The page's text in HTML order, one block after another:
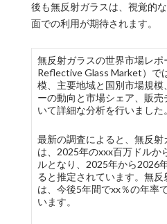
後も無反射ガラスは、視覚的
面での利用が期待されます。
無反射ガラスの世界市場レポ
Reflective Glass Market）で
模、主要地域と国別市場規
ーの動向と市場シェア、販
いて詳細な分析を行いました。
最新の調査によると、無反
は、2025年のxxx百万ドルか
ルとなり、2025年から2026
ると推定されています。無
は、今後5年間でxx％の年率
います。